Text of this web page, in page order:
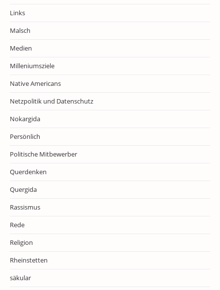
Links
Malsch
Medien
Milleniumsziele
Native Americans
Netzpolitik und Datenschutz
Nokargida
Persönlich
Politische Mitbewerber
Querdenken
Quergida
Rassismus
Rede
Religion
Rheinstetten
säkular